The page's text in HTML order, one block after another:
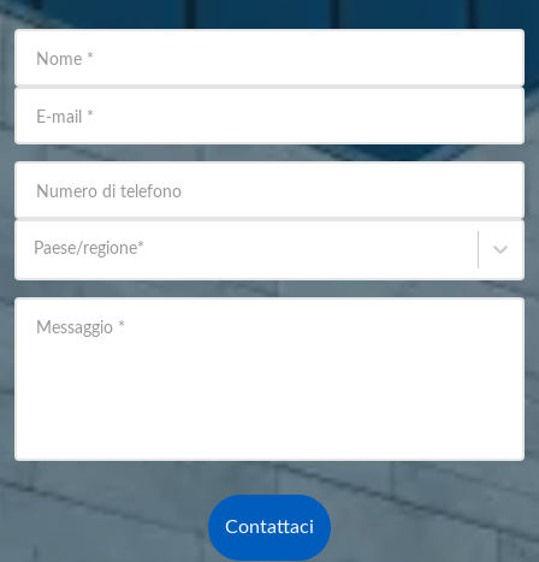
Nome *
E-mail *
Numero di telefono
Paese/regione*
Messaggio *
Contattaci